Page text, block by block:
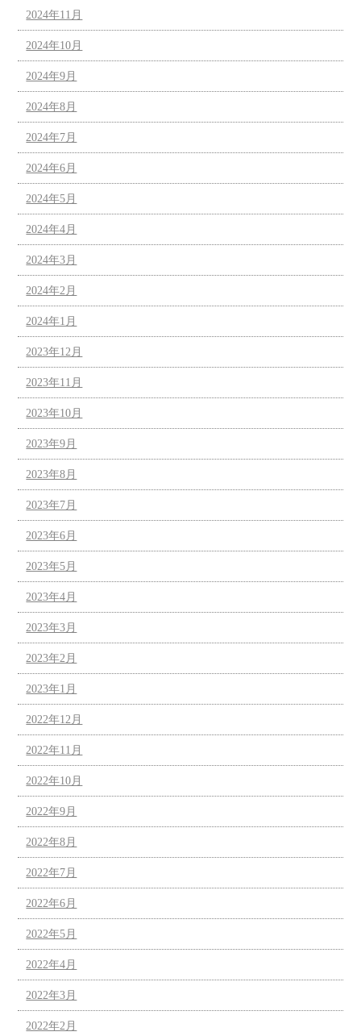
2024年11月
2024年10月
2024年9月
2024年8月
2024年7月
2024年6月
2024年5月
2024年4月
2024年3月
2024年2月
2024年1月
2023年12月
2023年11月
2023年10月
2023年9月
2023年8月
2023年7月
2023年6月
2023年5月
2023年4月
2023年3月
2023年2月
2023年1月
2022年12月
2022年11月
2022年10月
2022年9月
2022年8月
2022年7月
2022年6月
2022年5月
2022年4月
2022年3月
2022年2月